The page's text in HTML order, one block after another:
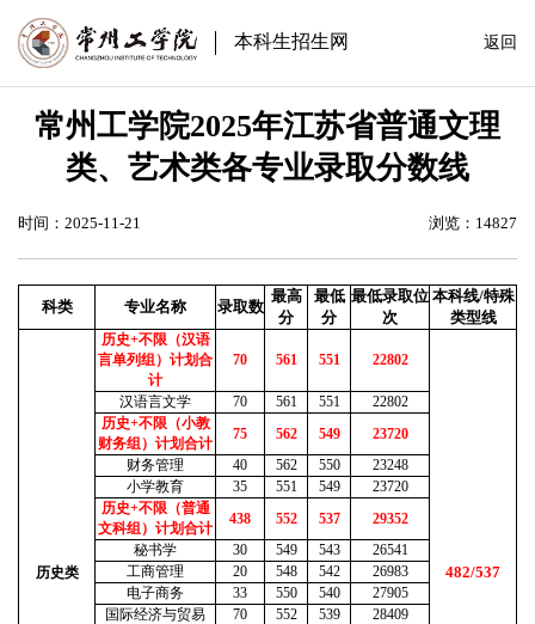
本科生招生网 返回
常州工学院2025年江苏省普通文理
类、艺术类各专业录取分数线
时间：2025-11-21 浏览： 14827
科类 专业名称 录取数
最高
分
最低
分
最低录取位
次
本科线/特殊
类型线
历史类
历史+不限（汉语
言单列组）计划合
计
70 561 551 22802
482/537
汉语言文学 70 561 551
22802
历史+不限（小教
财务组）计划合计
75 562 549
23720
财务管理
40 562 550
23248
小学教育
35 551 549
23720
历史+不限（普通
文科组）计划合计
438 552 537
29352
秘书学
30 549 543
26541
工商管理
20 548 542
26983
电子商务
33 550 540
27905
国际经济与贸易
70 552 539
28409